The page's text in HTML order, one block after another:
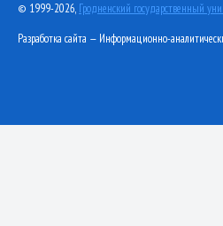
© 1999-2026, Гродненский государственный
Разработка сайта — Информационно-